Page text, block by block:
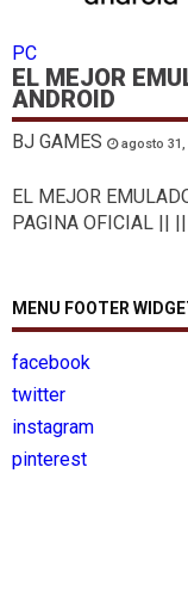
PC
EL MEJOR
ANDROID
BJ GAMES agosto 31,
EL MEJOR
PAGINA OFICIAL ||
MENU FOOTER
facebook
twitter
instagram
pinterest